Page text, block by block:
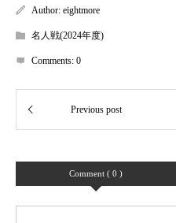
Author: eightmore
名人戦(2024年度)
Comments: 0
Comment ( 0 )